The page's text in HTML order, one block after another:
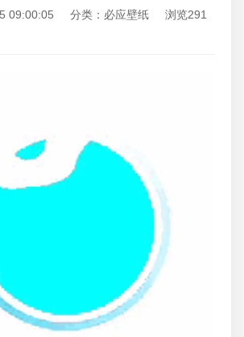
09:00:05 分类：必应壁纸 浏览291